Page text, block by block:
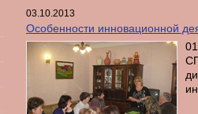
03.10.2013
Особенности инновационной